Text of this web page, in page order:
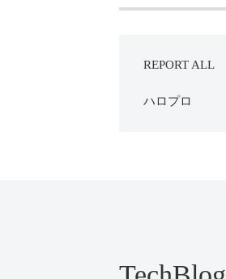
REPORT ALL
ハロプロ